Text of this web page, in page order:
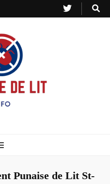
Punaise de Lit St-